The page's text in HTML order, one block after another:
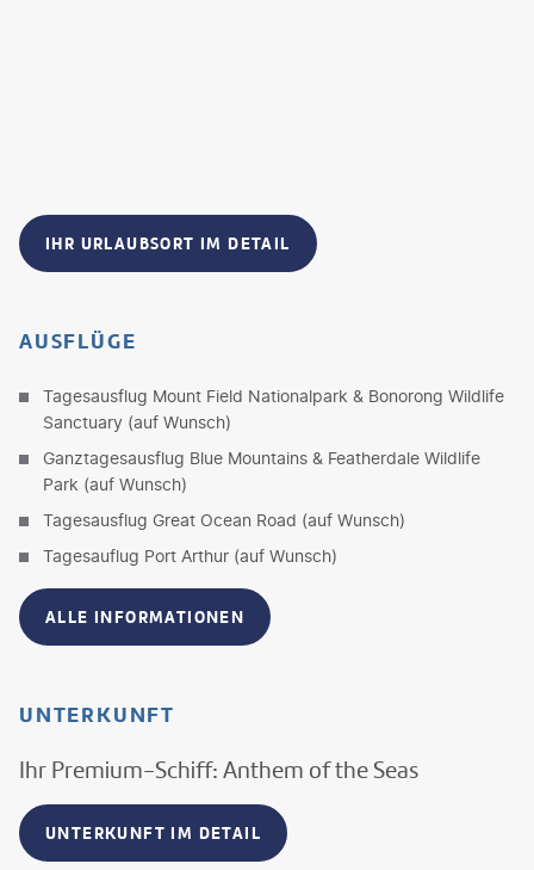
IHR URLAUBSORT IM DETAIL
AUSFLÜGE
Tagesausflug Mount Field Nationalpark & Bonorong Wildlife
Sanctuary (auf Wunsch)
Ganztagesausflug Blue Mountains & Featherdale Wildlife
Park (auf Wunsch)
Tagesausflug Great Ocean Road (auf Wunsch)
Tagesauflug Port Arthur (auf Wunsch)
ALLE INFORMATIONEN
UNTERKUNFT
Ihr Premium-Schiff: Anthem of the Seas
UNTERKUNFT IM DETAIL